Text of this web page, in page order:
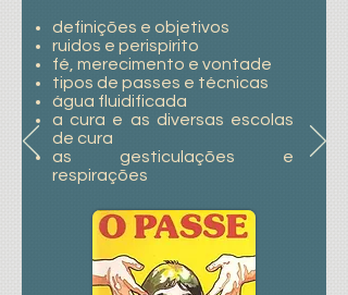
definições e objetivos
ruidos e perispírito
fé, merecimento e vontade
tipos de passes e técnicas
água fluidificada
a cura e as diversas escolas
de cura
as gesticulações e
respirações